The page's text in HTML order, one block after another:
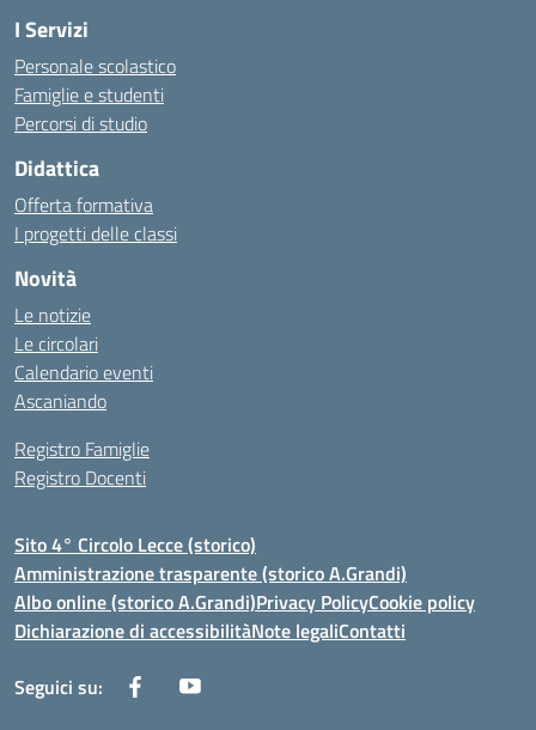
I Servizi
Personale scolastico
Famiglie e studenti
Percorsi di studio
Didattica
Offerta formativa
I progetti delle classi
Novità
Le notizie
Le circolari
Calendario eventi
Ascaniando
Registro Famiglie
Registro Docenti
Sito 4° Circolo Lecce (storico)
Amministrazione trasparente (storico A.Grandi)
Albo online (storico A.Grandi)Privacy PolicyCookie policy
Dichiarazione di accessibilitàNote legaliContatti
Seguici su: